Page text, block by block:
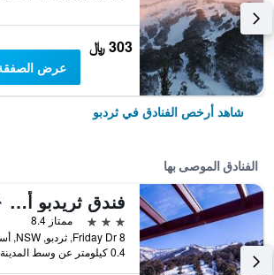
303 ﷼
عرض
شاهد أرخص الفنادق في ثردبو
الفنادق الموصى بها
فندق ثريدبو ألباين
3 نجوم
ممتاز 8.4
0.4 كيلومتر عن وسط المدينة